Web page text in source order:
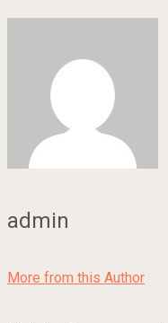
admin
More from this Author